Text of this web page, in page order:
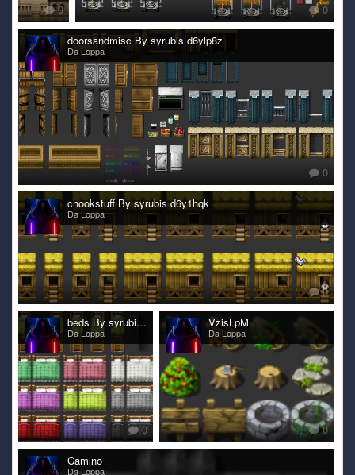
0 0
doorsandmisc By syrubis d6ylp8z
Da Loppa
0
chookstuff By syrubis d6y1hqk
Da Loppa
0
beds By syrubis d6y9h1h
Da Loppa
0
VzisLpM
Da Loppa
0
Camino
Da Loppa